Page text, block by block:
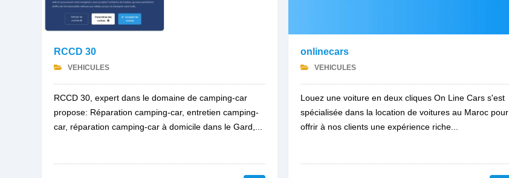
RCCD 30
VEHICULES
RCCD 30, expert dans le domaine de camping-car
propose: Réparation camping-car, entretien camping-
car, réparation camping-car à domicile dans le Gard,...
onlinecars
VEHICULES
Louez une voiture en deux cliques On Line Cars s'est
spécialisée dans la location de voitures au Maroc pour
offrir à nos clients une expérience riche...